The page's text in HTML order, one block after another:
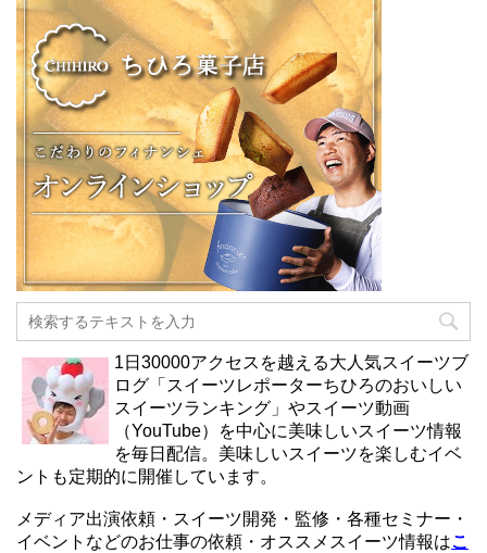
1日30000アクセスを越える大人気スイーツブ
ログ「スイーツレポーターちひろのおいしい
スイーツランキング」やスイーツ動画
（YouTube）を中心に美味しいスイーツ情報
を毎日配信。美味しいスイーツを楽しむイベ
ントも定期的に開催しています。
メディア出演依頼・スイーツ開発・監修・各種セミナー・
イベントなどのお仕事の依頼・オススメスイーツ情報はこ